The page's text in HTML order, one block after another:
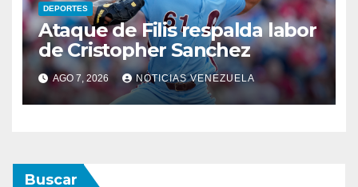
DEPORTES
Ataque de Filis respalda labor
de Cristopher Sanchez
AGO 7, 2026 NOTICIAS VENEZUELA
Buscar